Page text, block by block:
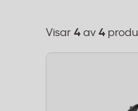
Välj
sorteringsordning
Visar4 av4